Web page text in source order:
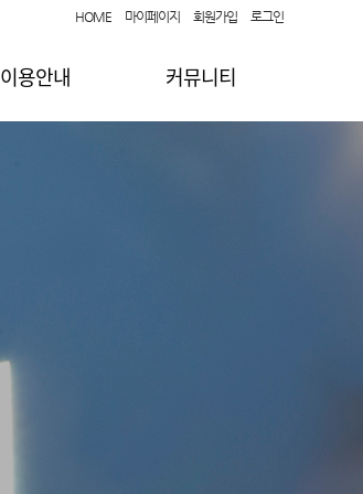
HOME 마이페이지 회원가입 로그인
이용안내 커뮤니티